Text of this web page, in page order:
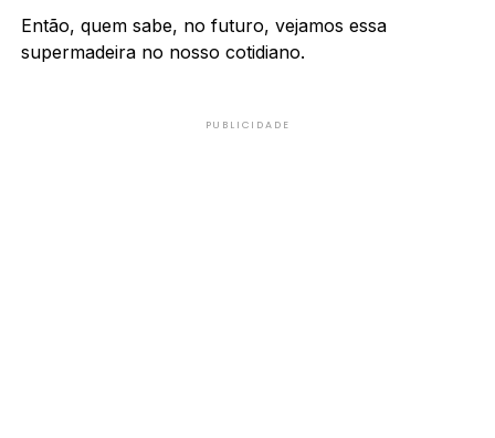
Então, quem sabe, no futuro, vejamos essa
supermadeira no nosso cotidiano.
PUBLICIDADE